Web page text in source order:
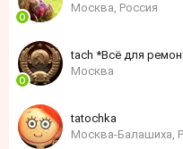
Москва, Россия
Москва
tatochka
Москва-Балашиха,